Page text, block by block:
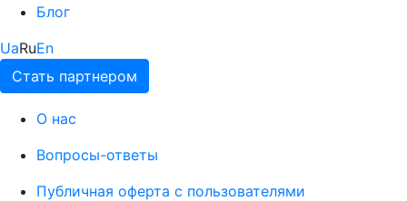
Блог
UaRuEn
Стать партнером
О нас
Вопросы-ответы
Публичная оферта с пользователями